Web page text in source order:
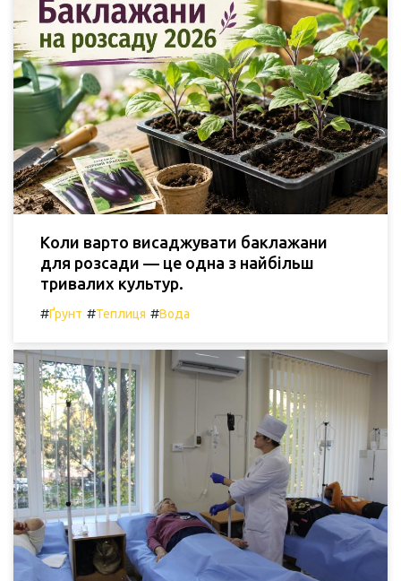
Коли варто висаджувати баклажани
для розсади — це одна з найбільш
тривалих культур.
#Ґрунт #Теплиця #Вода